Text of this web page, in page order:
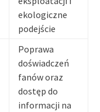
ekologiczne
podejście
Poprawa
doświadczeń
fanów oraz
dostęp do
informacji na